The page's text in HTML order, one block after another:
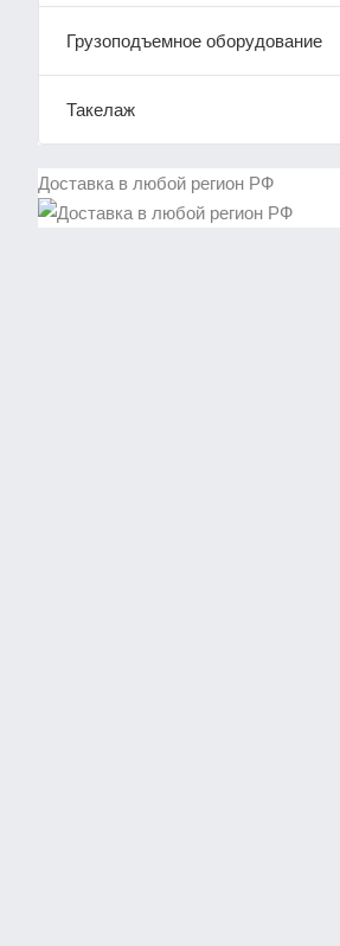
Грузоподъемное оборудование
Такелаж
Доставка в любой регион РФ